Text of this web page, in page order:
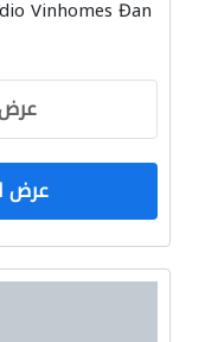
Vinhomes Đan
عرض